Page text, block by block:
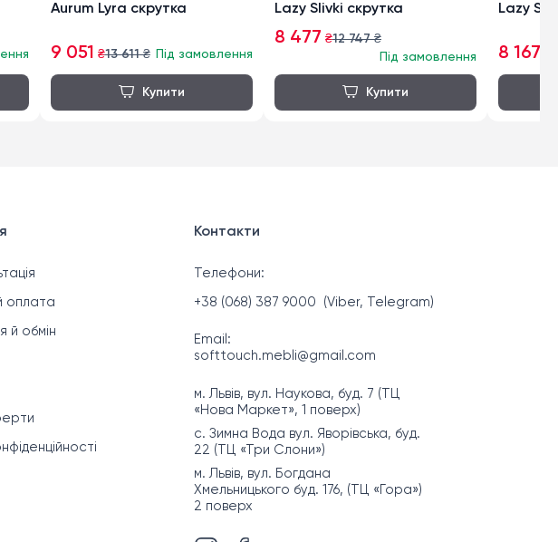
Aurum Lyra скрутка
9 051 ₴13 611₴ Під замовлення
Lazy Slivki скрутка
8 477 ₴12 747₴
Під замовлення
Lazy
8 167
оплата
й обмін
Контакти
Телефони:
+38 (068) 387 9000 (Viber, Telegram)
Email:
softtouch.mebli@gmail.com
м. Львів, вул. Наукова, буд. 7 (ТЦ
«Нова Маркет», 1 поверх)
с. Зимна Вода вул. Яворівська, буд.
22 (ТЦ «Три Слони»)
м. Львів, вул. Богдана
Хмельницького буд. 176, (ТЦ «Гора»)
2 поверх